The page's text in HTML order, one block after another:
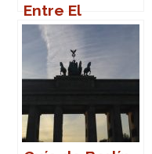
Entre El
Centeno